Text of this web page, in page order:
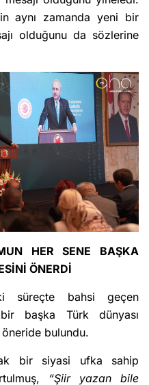
aynı zamanda yeni bir
olduğunu da sözlerine
HER SENE BAŞKA
ÖNERDİ
süreçte bahsi geçen
başka Türk dünyası
bulundu.
bir siyasi ufka sahip
“Şiir yazan bile